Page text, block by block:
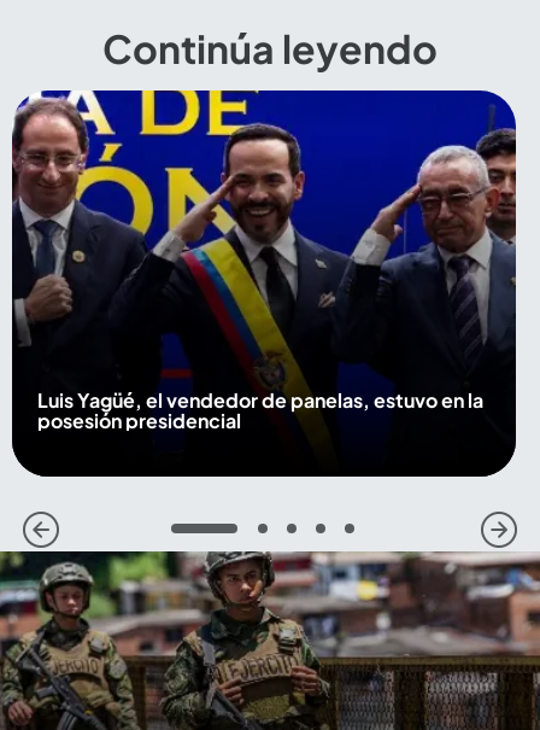
Continúa leyendo
Luis Yagüé, el vendedor de panelas, estuvo en la
posesión presidencial
1 2 3 4 5